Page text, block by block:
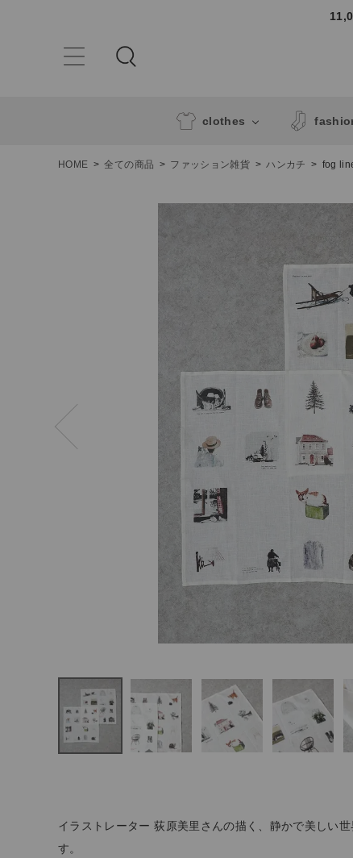
clothes
CATEGORY
ナチュラル服
食品
HOME 全ての商品 ファッション雑貨 ハンカチ fog
イラストレーター 荻原美里さんの描く、静かで美しい
す。